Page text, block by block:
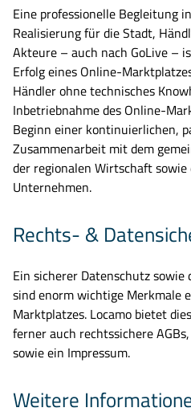
Eine professionelle Begleitung
Realisierung für die Stadt,
Akteure – auch nach GoLive –
Erfolg eines Online-
Händler ohne technisches
Inbetriebnahme des Online-
Beginn einer kontinuierlichen,
Zusammenarbeit mit dem
der regionalen Wirtschaft
Unternehmen.
Rechts- &
Ein sicherer Datenschutz sowie
sind enorm wichtige Merkmale
Marktplatzes. Locamo bietet
ferner auch rechtssichere
sowie ein Impressum.
Weitere
Suche nach:
Bitte geben Sie keine persönlichen
Mail-Adressen in die Suche ein. Die
automatisiert verarbeitet.